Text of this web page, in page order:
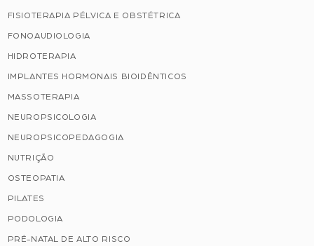
FISIOTERAPIA PÉLVICA E OBSTÉTRICA
FONOAUDIOLOGIA
HIDROTERAPIA
IMPLANTES HORMONAIS BIOIDÊNTICOS
MASSOTERAPIA
NEUROPSICOLOGIA
NEUROPSICOPEDAGOGIA
NUTRIÇÃO
OSTEOPATIA
PILATES
PODOLOGIA
PRÉ-NATAL DE ALTO RISCO